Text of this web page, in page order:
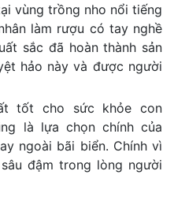
vùng trồng nho nổi tiếng
làm rượu có tay nghề
sắc đã hoàn thành sản
hảo này và được người
tốt cho sức khỏe con
là lựa chọn chính của
ngoài bãi biển. Chính vì
đậm trong lòng người